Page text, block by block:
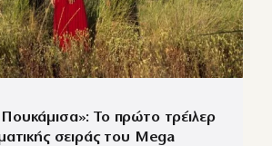
Το πρώτο τρέιλερ
σειράς του Mega